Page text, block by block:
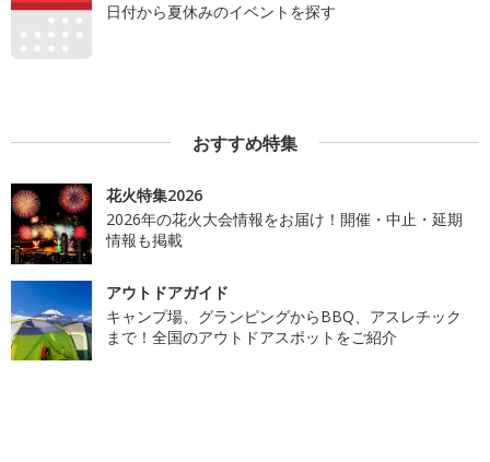
日付から夏休みのイベントを探す
おすすめ特集
花火特集2026
2026年の花火大会情報をお届け！開催・中止・延期
情報も掲載
アウトドアガイド
キャンプ場、グランピングからBBQ、アスレチック
まで！全国のアウトドアスポットをご紹介